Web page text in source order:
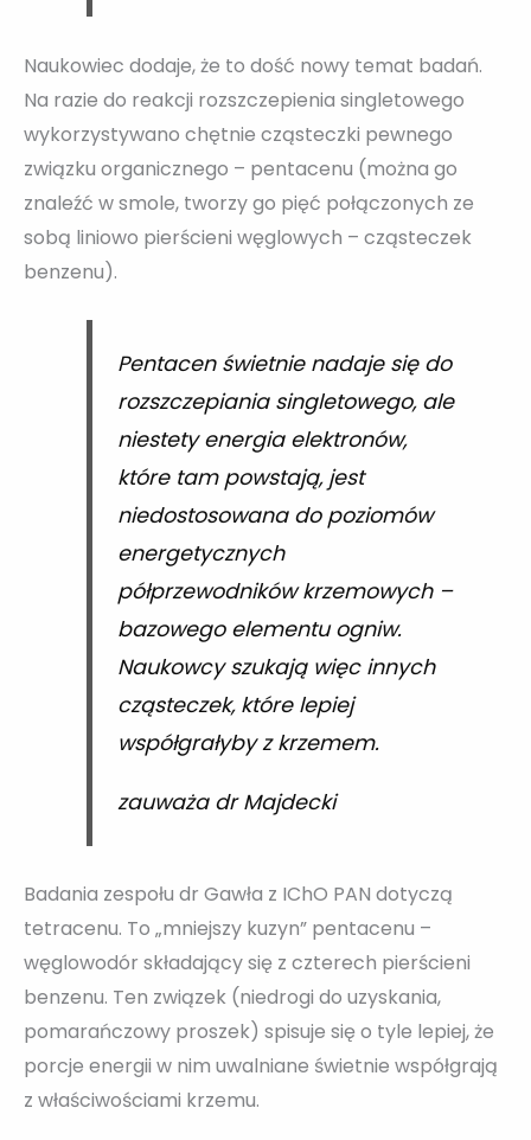
Naukowiec dodaje, że to dość nowy temat badań.
Na razie do reakcji rozszczepienia singletowego
wykorzystywano chętnie cząsteczki pewnego
związku organicznego – pentacenu (można go
znaleźć w smole, tworzy go pięć połączonych ze
sobą liniowo pierścieni węglowych – cząsteczek
benzenu).
Pentacen świetnie nadaje się do
rozszczepiania singletowego, ale
niestety energia elektronów,
które tam powstają, jest
niedostosowana do poziomów
energetycznych
półprzewodników krzemowych –
bazowego elementu ogniw.
Naukowcy szukają więc innych
cząsteczek, które lepiej
współgrałyby z krzemem.
zauważa dr Majdecki
Badania zespołu dr Gawła z IChO PAN dotyczą
tetracenu. To „mniejszy kuzyn” pentacenu –
węglowodór składający się z czterech pierścieni
benzenu. Ten związek (niedrogi do uzyskania,
pomarańczowy proszek) spisuje się o tyle lepiej, że
porcje energii w nim uwalniane świetnie współgrają
z właściwościami krzemu.